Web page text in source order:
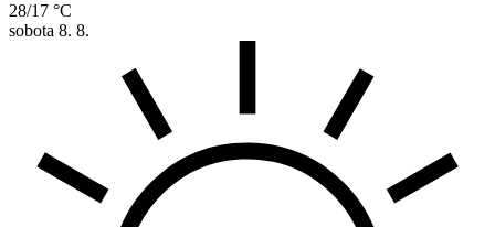
28/17 °C
sobota 8. 8.